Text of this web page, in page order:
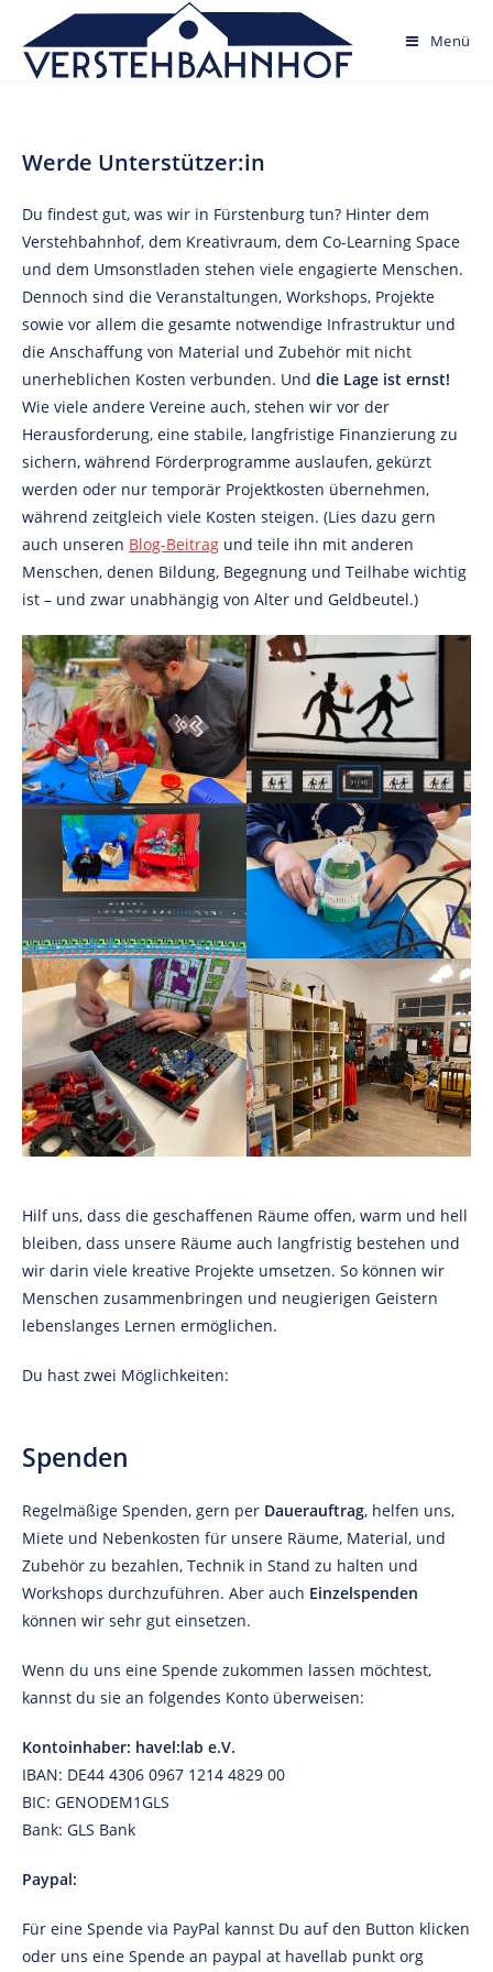
content
Menü
Werde Unterstützer:in
Du findest gut, was wir in Fürstenburg tun? Hinter dem
Verstehbahnhof, dem Kreativraum, dem Co-Learning Space
und dem Umsonstladen stehen viele engagierte Menschen.
Dennoch sind die Veranstaltungen, Workshops, Projekte
sowie vor allem die gesamte notwendige Infrastruktur und
die Anschaffung von Material und Zubehör mit nicht
unerheblichen Kosten verbunden. Und die Lage ist ernst!
Wie viele andere Vereine auch, stehen wir vor der
Herausforderung, eine stabile, langfristige Finanzierung zu
sichern, während Förderprogramme auslaufen, gekürzt
werden oder nur temporär Projektkosten übernehmen,
während zeitgleich viele Kosten steigen. (Lies dazu gern
auch unseren Blog-Beitrag und teile ihn mit anderen
Menschen, denen Bildung, Begegnung und Teilhabe wichtig
ist – und zwar unabhängig von Alter und Geldbeutel.)
Hilf uns, dass die geschaffenen Räume offen, warm und hell
bleiben, dass unsere Räume auch langfristig bestehen und
wir darin viele kreative Projekte umsetzen. So können wir
Menschen zusammenbringen und neugierigen Geistern
lebenslanges Lernen ermöglichen.
Du hast zwei Möglichkeiten:
Spenden
Regelmäßige Spenden, gern per Dauerauftrag, helfen uns,
Miete und Nebenkosten für unsere Räume, Material, und
Zubehör zu bezahlen, Technik in Stand zu halten und
Workshops durchzuführen. Aber auch Einzelspenden
können wir sehr gut einsetzen.
Wenn du uns eine Spende zukommen lassen möchtest,
kannst du sie an folgendes Konto überweisen:
Kontoinhaber: havel:lab e.V.
IBAN: DE44 4306 0967 1214 4829 00
BIC: GENODEM1GLS
Bank: GLS Bank
Paypal:
Für eine Spende via PayPal kannst Du auf den Button klicken
oder uns eine Spende an paypal at havellab punkt org